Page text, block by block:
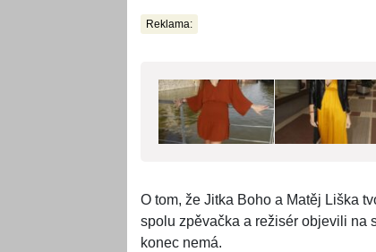
Reklama:
O tom, že Jitka Boho a Matěj Liška
spolu zpěvačka a režisér objevili na
konec nemá.